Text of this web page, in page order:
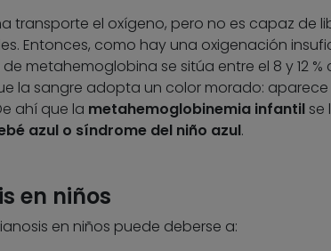
transporte el oxígeno, pero no es capaz de
Entonces, como hay una oxigenación
metahemoglobina se sitúa entre el 8 y 12 %
la sangre adopta un color morado:
ahí que la metahemoglobinemia infantilse
azul o síndrome del niño azul.
en niños
en niños puede deberse a: